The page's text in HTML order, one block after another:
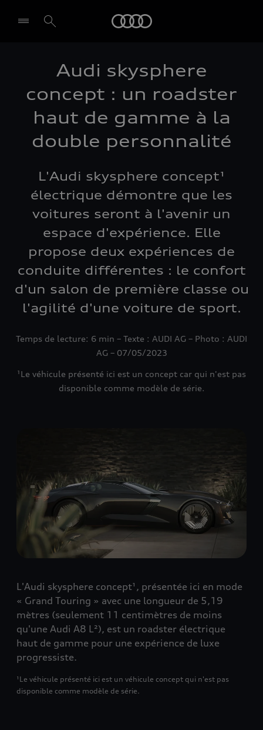
Audi skysphere
concept : un roadster
haut de gamme à la
double personnalité
L'Audi skysphere concept¹
électrique démontre que les
voitures seront à l'avenir un
espace d'expérience. Elle
propose deux expériences de
conduite différentes : le confort
d'un salon de première classe ou
l'agilité d'une voiture de sport.
Temps de lecture: 6 min – Texte : AUDI AG – Photo : AUDI
AG – 07/05/2023
¹Le véhicule présenté ici est un concept car qui n'est pas
disponible comme modèle de série.
L'Audi skysphere concept¹, présentée ici en mode
« Grand Touring » avec une longueur de 5,19
mètres (seulement 11 centimètres de moins
qu'une Audi A8 L²), est un roadster électrique
haut de gamme pour une expérience de luxe
progressiste.
¹Le véhicule présenté ici est un véhicule concept qui n'est pas
disponible comme modèle de série.